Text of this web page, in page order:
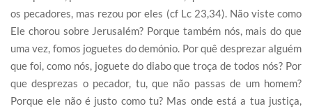
os pecadores, mas rezou por eles (cf Lc 23,34). Não viste como
Ele chorou sobre Jerusalém? Porque também nós, mais do que
uma vez, fomos joguetes do demónio. Por quê desprezar alguém
que foi, como nós, joguete do diabo que troça de todos nós? Por
que desprezas o pecador, tu, que não passas de um homem?
Porque ele não é justo como tu? Mas onde está a tua justiça,